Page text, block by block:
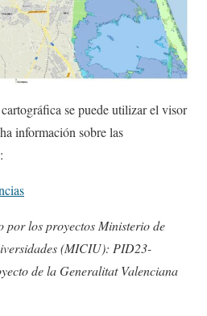
se puede utilizar el visor
información sobre las
por los proyectos Ministerio de
(MICIU): PID23-
de la Generalitat Valenciana